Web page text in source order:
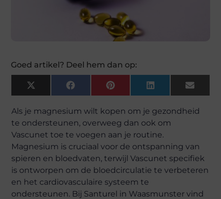
Goed artikel? Deel hem dan op:
X
(Twitter)
FacebookPinterestLinkedInEmail
Als je magnesium wilt kopen om je gezondheid
te ondersteunen, overweeg dan ook om
Vascunet toe te voegen aan je routine.
Magnesium is cruciaal voor de ontspanning van
spieren en bloedvaten, terwijl Vascunet specifiek
is ontworpen om de bloedcirculatie te verbeteren
en het cardiovasculaire systeem te
ondersteunen. Bij Santurel in Waasmunster vind